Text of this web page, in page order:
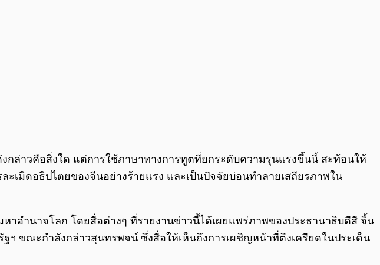
กล่าวคือสิ่งใด แต่การใช้ภาษาทางการทูตที่ยกระดับความรุนแรงขึ้นนี้ สะท้อนให้
เมิดอธิปไตยของจีนอย่างร้ายแรง และเป็นปัจจัยบ่อนทำลายเสถียรภาพใน
อำนาจโลก โดยสื่อต่างๆ ที่รายงานข่าวนี้ได้เผยแพร่ภาพของประธานาธิบดีสี จิ้น
ขณะกำลังกล่าวสุนทรพจน์ ซึ่งสื่อให้เห็นถึงการเผชิญหน้าที่ตึงเครียดในประเด็น